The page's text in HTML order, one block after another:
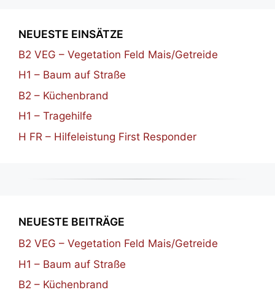
NEUESTE EINSÄTZE
B2 VEG – Vegetation Feld Mais/Getreide
H1 – Baum auf Straße
B2 – Küchenbrand
H1 – Tragehilfe
H FR – Hilfeleistung First Responder
NEUESTE BEITRÄGE
B2 VEG – Vegetation Feld Mais/Getreide
H1 – Baum auf Straße
B2 – Küchenbrand